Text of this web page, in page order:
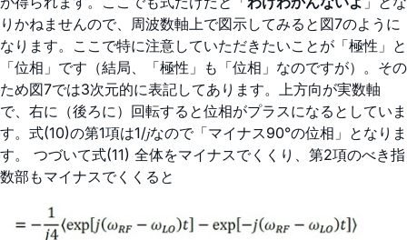
りかねませんので、周波数軸上で図示してみると図7のように
なります。ここで特に注意していただきたいことが「極性」と
「位相」です（結局、「極性」も「位相」なのですが）。その
ため図7では3次元的に表記してあります。上方向が実数軸
で、右に（後ろに）回転すると位相がプラスになるとしていま
す。式(10)の第1項は1/𝑗なので「マイナス90°の位相」となりま
す。 つづいて式(11) 全体をマイナスでくくり、第2項のべき指
数部もマイナスでくくると